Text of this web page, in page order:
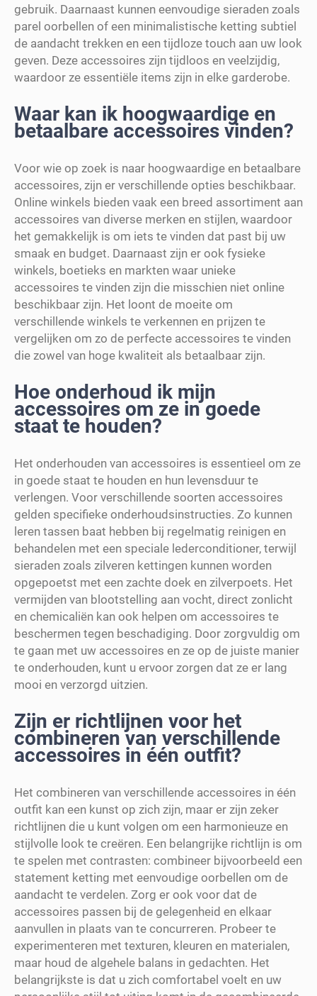
gebruik. Daarnaast kunnen eenvoudige sieraden zoals
parel oorbellen of een minimalistische ketting subtiel
de aandacht trekken en een tijdloze touch aan uw look
geven. Deze accessoires zijn tijdloos en veelzijdig,
waardoor ze essentiële items zijn in elke garderobe.
Waar kan ik hoogwaardige en
betaalbare accessoires vinden?
Voor wie op zoek is naar hoogwaardige en betaalbare
accessoires, zijn er verschillende opties beschikbaar.
Online winkels bieden vaak een breed assortiment aan
accessoires van diverse merken en stijlen, waardoor
het gemakkelijk is om iets te vinden dat past bij uw
smaak en budget. Daarnaast zijn er ook fysieke
winkels, boetieks en markten waar unieke
accessoires te vinden zijn die misschien niet online
beschikbaar zijn. Het loont de moeite om
verschillende winkels te verkennen en prijzen te
vergelijken om zo de perfecte accessoires te vinden
die zowel van hoge kwaliteit als betaalbaar zijn.
Hoe onderhoud ik mijn
accessoires om ze in goede
staat te houden?
Het onderhouden van accessoires is essentieel om ze
in goede staat te houden en hun levensduur te
verlengen. Voor verschillende soorten accessoires
gelden specifieke onderhoudsinstructies. Zo kunnen
leren tassen baat hebben bij regelmatig reinigen en
behandelen met een speciale lederconditioner, terwijl
sieraden zoals zilveren kettingen kunnen worden
opgepoetst met een zachte doek en zilverpoets. Het
vermijden van blootstelling aan vocht, direct zonlicht
en chemicaliën kan ook helpen om accessoires te
beschermen tegen beschadiging. Door zorgvuldig om
te gaan met uw accessoires en ze op de juiste manier
te onderhouden, kunt u ervoor zorgen dat ze er lang
mooi en verzorgd uitzien.
Zijn er richtlijnen voor het
combineren van verschillende
accessoires in één outfit?
Het combineren van verschillende accessoires in één
outfit kan een kunst op zich zijn, maar er zijn zeker
richtlijnen die u kunt volgen om een harmonieuze en
stijlvolle look te creëren. Een belangrijke richtlijn is om
te spelen met contrasten: combineer bijvoorbeeld een
statement ketting met eenvoudige oorbellen om de
aandacht te verdelen. Zorg er ook voor dat de
accessoires passen bij de gelegenheid en elkaar
aanvullen in plaats van te concurreren. Probeer te
experimenteren met texturen, kleuren en materialen,
maar houd de algehele balans in gedachten. Het
belangrijkste is dat u zich comfortabel voelt en uw